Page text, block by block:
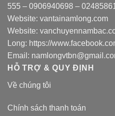
555 – 0906940698 –
Website: vantainamlong.com
Website:
Long: https://
Email:
HỖ TRỢ & QUY ĐỊNH
Về chúng tôi
Chính sách thanh toán